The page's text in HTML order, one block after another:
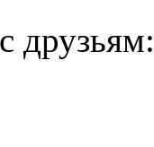
друзьям: